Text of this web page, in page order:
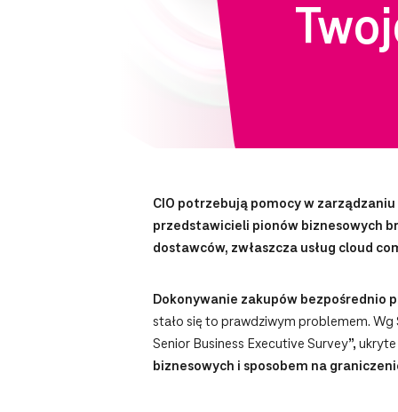
CIO potrzebują pomocy w
przedstawicieli pionów biznesowych
dostawców, zwłaszcza usług cloud
Dokonywanie zakupów bezpośrednio
stało się to prawdziwym problemem.
Senior Business Executive Survey”,
biznesowych i sposobem na